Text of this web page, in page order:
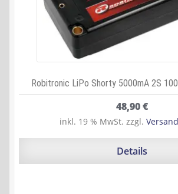
Robitronic LiPo Shorty 5000mA 2S
48,90€
inkl. 19 % MwSt. zzgl.
Details